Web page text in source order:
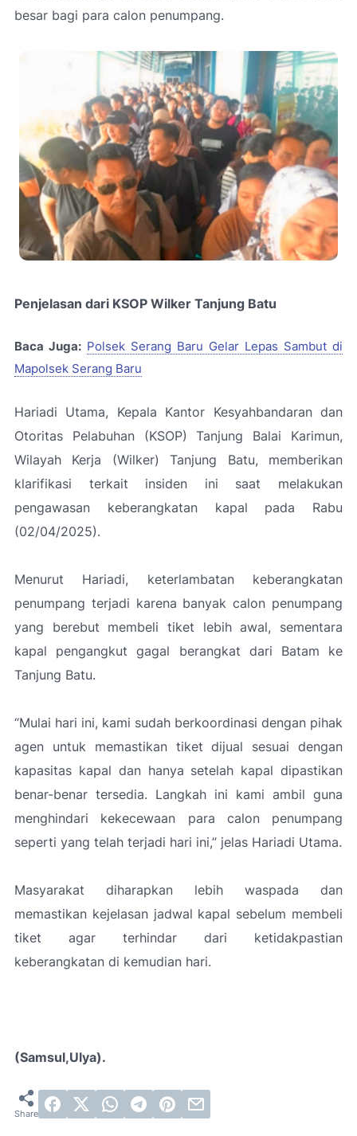
besar bagi para calon penumpang.
Penjelasan dari KSOP Wilker Tanjung Batu
Baca Juga: Polsek Serang Baru Gelar Lepas Sambut di
Mapolsek Serang Baru
Hariadi Utama, Kepala Kantor Kesyahbandaran dan
Otoritas Pelabuhan (KSOP) Tanjung Balai Karimun,
Wilayah Kerja (Wilker) Tanjung Batu, memberikan
klarifikasi terkait insiden ini saat melakukan
pengawasan keberangkatan kapal pada Rabu
(02/04/2025).
Menurut Hariadi, keterlambatan keberangkatan
penumpang terjadi karena banyak calon penumpang
yang berebut membeli tiket lebih awal, sementara
kapal pengangkut gagal berangkat dari Batam ke
Tanjung Batu.
“Mulai hari ini, kami sudah berkoordinasi dengan pihak
agen untuk memastikan tiket dijual sesuai dengan
kapasitas kapal dan hanya setelah kapal dipastikan
benar-benar tersedia. Langkah ini kami ambil guna
menghindari kekecewaan para calon penumpang
seperti yang telah terjadi hari ini,” jelas Hariadi Utama.
Masyarakat diharapkan lebih waspada dan
memastikan kejelasan jadwal kapal sebelum membeli
tiket agar terhindar dari ketidakpastian
keberangkatan di kemudian hari.
(Samsul,Ulya).